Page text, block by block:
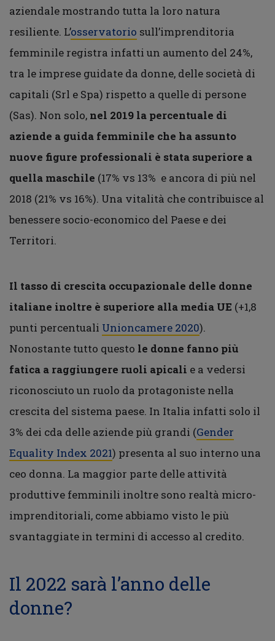
aziendale mostrando tutta la loro natura
resiliente. L’osservatorio sull’imprenditoria
femminile registra infatti un aumento del 24%,
tra le imprese guidate da donne, delle società di
capitali (Srl e Spa) rispetto a quelle di persone
(Sas). Non solo, nel 2019 la percentuale di
aziende a guida femminile che ha assunto
nuove figure professionali è stata superiore a
quella maschile (17% vs 13% e ancora di più nel
2018 (21% vs 16%). Una vitalità che contribuisce al
benessere socio-economico del Paese e dei
Territori.
Il tasso di crescita occupazionale delle donne
italiane inoltre è superiore alla media UE (+1,8
punti percentuali Unioncamere 2020).
Nonostante tutto questo le donne fanno più
fatica a raggiungere ruoli apicali e a vedersi
riconosciuto un ruolo da protagoniste nella
crescita del sistema paese. In Italia infatti solo il
3% dei cda delle aziende più grandi (Gender
Equality Index 2021) presenta al suo interno una
ceo donna. La maggior parte delle attività
produttive femminili inoltre sono realtà micro-
imprenditoriali, come abbiamo visto le più
svantaggiate in termini di accesso al credito.
Il 2022 sarà l’anno delle
donne?